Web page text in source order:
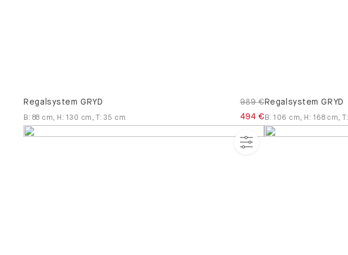
Regalsystem GRYD
989 €
494 €
B : 88 cm, H : 130 cm ,T: 35 cm
Regalsystem GRYD
B: 106 cm, H : 168 cm,T: